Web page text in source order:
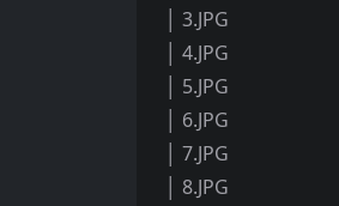
│ 3.JPG
│ 4.JPG
│ 5.JPG
│ 6.JPG
│ 7.JPG
│ 8.JPG